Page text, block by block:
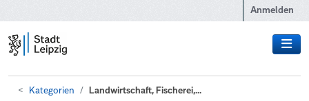
Anmelden
Kategorien Landwirtschaft, Fischerei,...